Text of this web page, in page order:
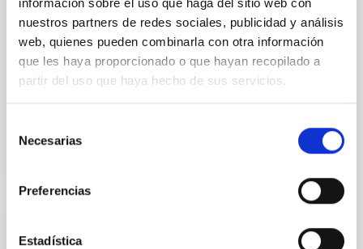
nuestros partners de redes sociales, publicidad y análisis
web, quienes pueden combinarla con otra información
que les haya proporcionado o que hayan recopilado a
partir del uso que haya hecho de sus servicios.
Necesarias
Preferencias
Estadística
Lines
A major challenge in solar physics is to obtain
empirical information on the magnetic field of the
million-degree plasma of the solar corona. To this
PUBLICACIÓN